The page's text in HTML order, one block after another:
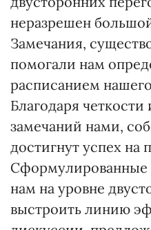
неразрешен
Замечания,
помогали нам
расписанием
Благодаря
замечаний нами,
достигнут успех на
Сформулированные
нам на уровне
выстроить линию